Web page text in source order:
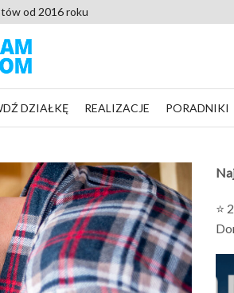
zostaniesz sam
DZIAŁKĘ REALIZACJE PORADNIKI
⭐